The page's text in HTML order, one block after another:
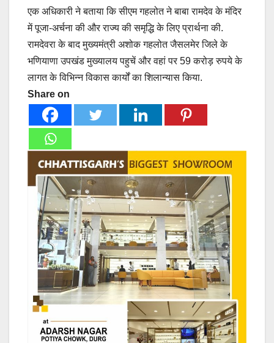
एक अधिकारी ने बताया कि सीएम गहलोत ने बाबा रामदेव के मंदिर
में पूजा-अर्चना की और राज्य की समृद्धि के लिए प्रार्थना की.
रामदेवरा के बाद मुख्यमंत्री अशोक गहलोत जैसलमेर जिले के
भणियाणा उपखंड मुख्यालय पहुचें और वहां पर 59 करोड़ रुपये के
लागत के विभिन्न विकास कार्यों का शिलान्यास किया.
Share on